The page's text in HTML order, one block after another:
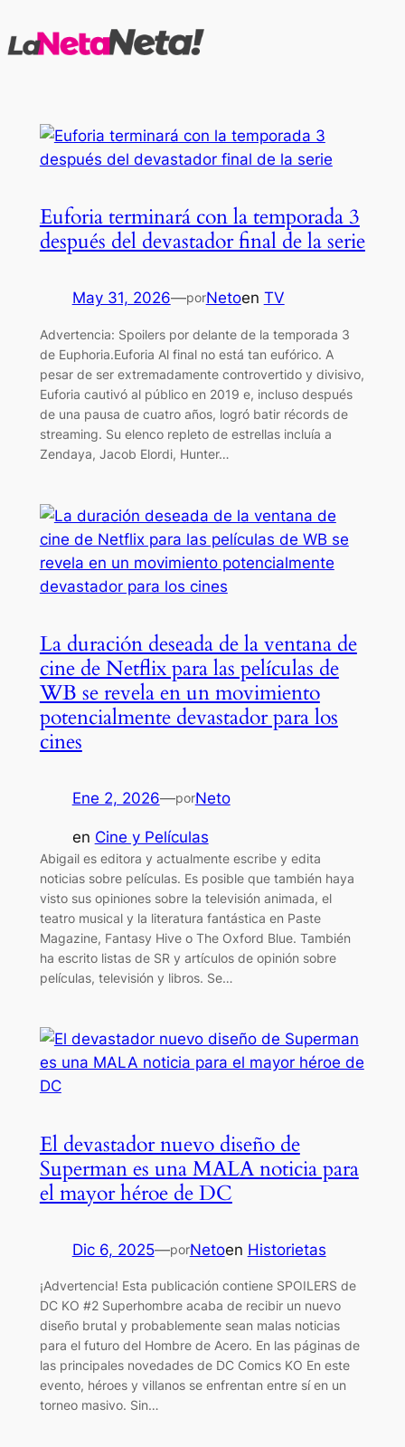
al
Euforia terminará con la temporada 3
después del devastador final de la serie
May 31, 2026—porNetoen TV
Advertencia: Spoilers por delante de la temporada 3
de Euphoria.Euforia Al final no está tan eufórico. A
pesar de ser extremadamente controvertido y divisivo,
Euforia cautivó al público en 2019 e, incluso después
de una pausa de cuatro años, logró batir récords de
streaming. Su elenco repleto de estrellas incluía a
Zendaya, Jacob Elordi, Hunter…
La duración deseada de la ventana de
cine de Netflix para las películas de
WB se revela en un movimiento
potencialmente devastador para los
cines
Ene 2, 2026—porNeto
en Cine y Películas
Abigail es editora y actualmente escribe y edita
noticias sobre películas. Es posible que también haya
visto sus opiniones sobre la televisión animada, el
teatro musical y la literatura fantástica en Paste
Magazine, Fantasy Hive o The Oxford Blue. También
ha escrito listas de SR y artículos de opinión sobre
películas, televisión y libros. Se…
El devastador nuevo diseño de
Superman es una MALA noticia para
el mayor héroe de DC
Dic 6, 2025—porNetoen Historietas
¡Advertencia! Esta publicación contiene SPOILERS de
DC KO #2 Superhombre acaba de recibir un nuevo
diseño brutal y probablemente sean malas noticias
para el futuro del Hombre de Acero. En las páginas de
las principales novedades de DC Comics KO En este
evento, héroes y villanos se enfrentan entre sí en un
torneo masivo. Sin…